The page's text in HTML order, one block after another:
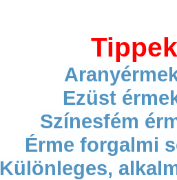
Ezüst
Színesfém
Érme forgalmi
Különleges,